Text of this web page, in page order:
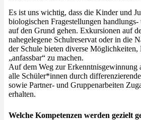
Es ist uns wichtig, dass die Kinder und
biologischen Fragestellungen
auf den Grund gehen. Exkursionen auf
nahegelegene Schulreservat oder in die
der Schule bieten diverse
„anfassbar“ zu machen.
Auf dem Weg zur Erkenntnisgewinnung
alle Schüler*innen durch
sowie Partner- und Gruppenarbeiten
erhalten.
Welche Kompetenzen werden gezielt